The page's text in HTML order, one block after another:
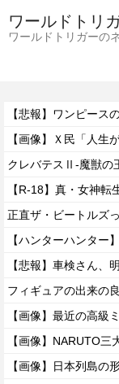
ワールドトリ
ワールドトリガーの
正直ザ・ビートルズ
【ハンターハンター
フィギュアの出来の
【画像】最近の高級
【画像】日本列島の